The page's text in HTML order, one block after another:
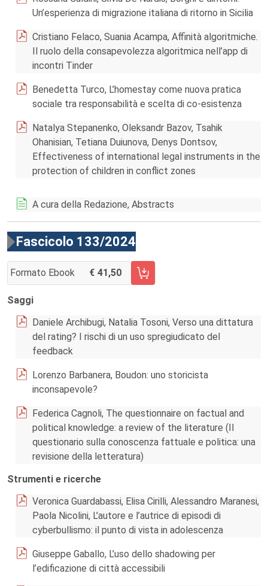
Un’esperienza di migrazione italiana di ritorno in Sicilia
Cristiano Felaco, Suania Acampa, Affinità algoritmiche.
Il ruolo della consapevolezza algoritmica nell’app di
incontri Tinder
Benedetta Turco, L’homestay come nuova pratica
sociale tra responsabilità e scelta di co-esistenza
Natalya Stepanenko, Oleksandr Bazov, Tsahik
Ohanisian, Tetiana Duiunova, Denys Dontsov,
Effectiveness of international legal instruments in the
protection of children in conflict zones
A cura della Redazione, Abstracts
Fascicolo 133/2024
Formato Ebook 41,50
AGGIUNGI AL CARRELLO FASCICOLO 133/2024
Saggi
Daniele Archibugi, Natalia Tosoni, Verso una dittatura
del rating? I rischi di un uso spregiudicato del
feedback
Lorenzo Barbanera, Boudon: uno storicista
inconsapevole?
Federica Cagnoli, The questionnaire on factual and
political knowledge: a review of the literature (Il
questionario sulla conoscenza fattuale e politica: una
revisione della letteratura)
Strumenti e ricerche
Veronica Guardabassi, Elisa Cirilli, Alessandro Maranesi,
Paola Nicolini, L’autore e l’autrice di episodi di
cyberbullismo: il punto di vista in adolescenza
Giuseppe Gaballo, L’uso dello shadowing per
l’edificazione di città accessibili